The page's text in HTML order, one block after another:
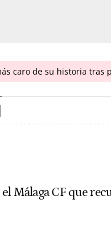
caro de su historia tras
Málaga CF que